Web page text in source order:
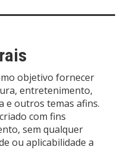
objetivo fornecer
entretenimento,
e outros temas afins.
com fins
sem qualquer
ou aplicabilidade a